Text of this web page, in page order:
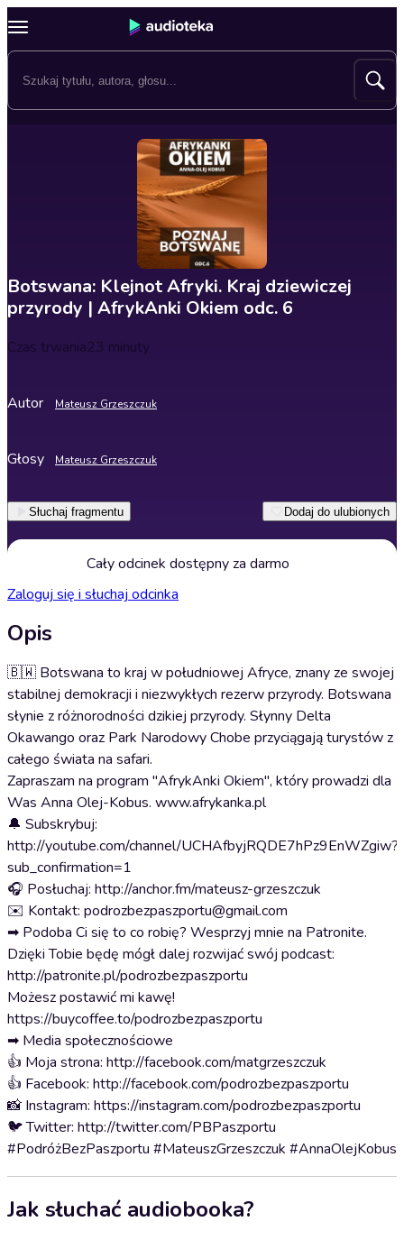
Botswana: Klejnot Afryki. Kraj dziewiczej
przyrody | AfrykAnki Okiem odc. 6
Czas trwania23 minuty
Autor Mateusz Grzeszczuk
Głosy Mateusz Grzeszczuk
Słuchaj fragmentu Dodaj do ulubionych
Cały odcinek dostępny za darmo
Zaloguj się i słuchaj odcinka
Opis
🇧🇼 Botswana to kraj w południowej Afryce, znany ze swojej
stabilnej demokracji i niezwykłych rezerw przyrody. Botswana
słynie z różnorodności dzikiej przyrody. Słynny Delta
Okawango oraz Park Narodowy Chobe przyciągają turystów z
całego świata na safari.
Zapraszam na program "AfrykAnki Okiem", który prowadzi dla
Was Anna Olej-Kobus. www.afrykanka.pl
🔔 Subskrybuj:
http://youtube.com/channel/UCHAfbyjRQDE7hPz9EnWZgiw?
sub_confirmation=1
🎧 Posłuchaj: http://anchor.fm/mateusz-grzeszczuk
✉️ Kontakt: podrozbezpaszportu@gmail.com
➡ Podoba Ci się to co robię? Wesprzyj mnie na Patronite.
Dzięki Tobie będę mógł dalej rozwijać swój podcast:
http://patronite.pl/podrozbezpaszportu
Możesz postawić mi kawę!
https://buycoffee.to/podrozbezpaszportu
➡ Media społecznościowe
👍 Moja strona: http://facebook.com/matgrzeszczuk
👍 Facebook: http://facebook.com/podrozbezpaszportu
📸 Instagram: https://instagram.com/podrozbezpaszportu
🐦 Twitter: http://twitter.com/PBPaszportu
#PodróżBezPaszportu #MateuszGrzeszczuk #AnnaOlejKobus
Jak słuchać audiobooka?